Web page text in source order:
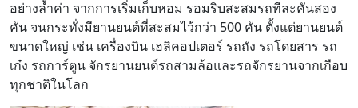
อย่างล้ำค่า จากการเริ่มเก็บหอม รอมริบสะสมรถทีละคันสอง
คัน จนกระทั่งมียานยนต์ที่สะสมไว้กว่า 500 คัน ตั้งแต่ยานยนต์
ขนาดใหญ่ เช่น เครื่องบิน เฮลิคอปเตอร์ รถถัง รถโดยสาร รถ
เก๋ง รถการ์ตูน จักรยานยนต์รถสามล้อและรถจักรยานจากเกือบ
ทุกชาติในโลก